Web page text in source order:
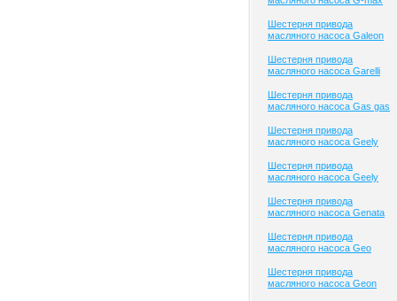
Шестерня привода
масляного насоса Galeon
Шестерня привода
масляного насоса Garelli
Шестерня привода
масляного насоса Gas gas
Шестерня привода
масляного насоса Geely
Шестерня привода
масляного насоса Geely
Шестерня привода
масляного насоса Genata
Шестерня привода
масляного насоса Geo
Шестерня привода
масляного насоса Geon